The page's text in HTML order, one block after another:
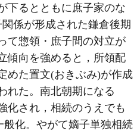
下るとともに庶子家のな
係が形成された鎌倉後期
て惣領・庶子間の対立が
傾向を強めると，所領配
めた置文(おきぶみ)が作成
れた。南北朝期になる
化され，相続のうえでも
化。やがて嫡子単独相続